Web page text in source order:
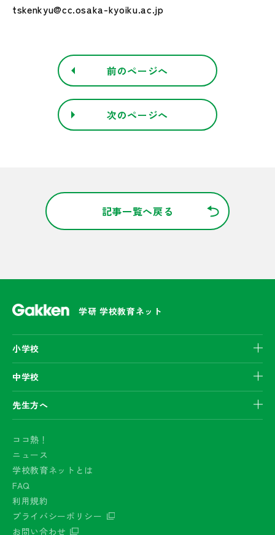
tskenkyu@cc.osaka-kyoiku.ac.jp
前のページへ
次のページへ
記事一覧へ戻る
学研 学校教育ネット
小学校
中学校
先生方へ
ココ熱！
ニュース
学校教育ネットとは
FAQ
利用規約
プライバシーポリシー
お問い合わせ